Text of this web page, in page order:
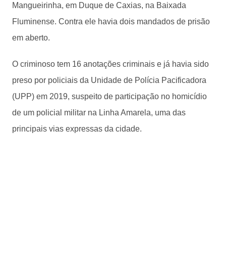
Mangueirinha, em Duque de Caxias, na Baixada
Fluminense. Contra ele havia dois mandados de prisão
em aberto.
O criminoso tem 16 anotações criminais e já havia sido
preso por policiais da Unidade de Polícia Pacificadora
(UPP) em 2019, suspeito de participação no homicídio
de um policial militar na Linha Amarela, uma das
principais vias expressas da cidade.